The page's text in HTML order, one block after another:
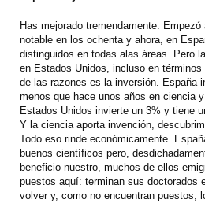
Has mejorado tremendamente.
notable en los ochenta y ahora, en
distinguidos en todas alas áreas. Pero
en Estados Unidos, incluso en
de las razones es la inversión. España
menos que hace unos años en ciencia
Estados Unidos invierte un 3% y tiene
Y la ciencia aporta invención,
Todo eso rinde económicamente.
buenos científicos pero,
beneficio nuestro, muchos de ellos
puestos aquí: terminan sus doctorados
volver y, como no encuentran puestos,